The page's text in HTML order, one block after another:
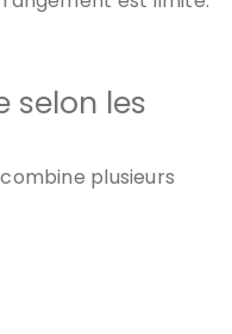
selon les
plusieurs